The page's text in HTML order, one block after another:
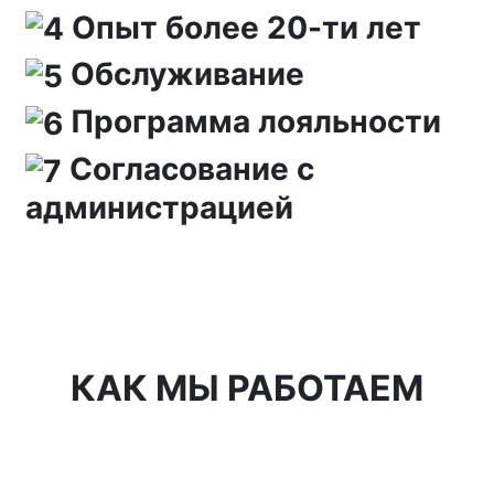
Опыт более 20-ти лет
Обслуживание
Программа лояльности
Согласование с
администрацией
КАК МЫ РАБОТАЕМ